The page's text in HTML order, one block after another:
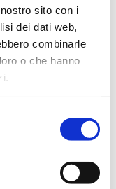
sito con i
dei dati web,
combinarle
o che hanno